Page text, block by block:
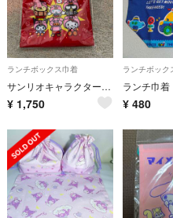
ランチボックス巾着
サンリオキャラクターズ×ブタメン 巾着 ブタメン、ステッカーなし
¥ 1,750
ランチボック
¥ 480